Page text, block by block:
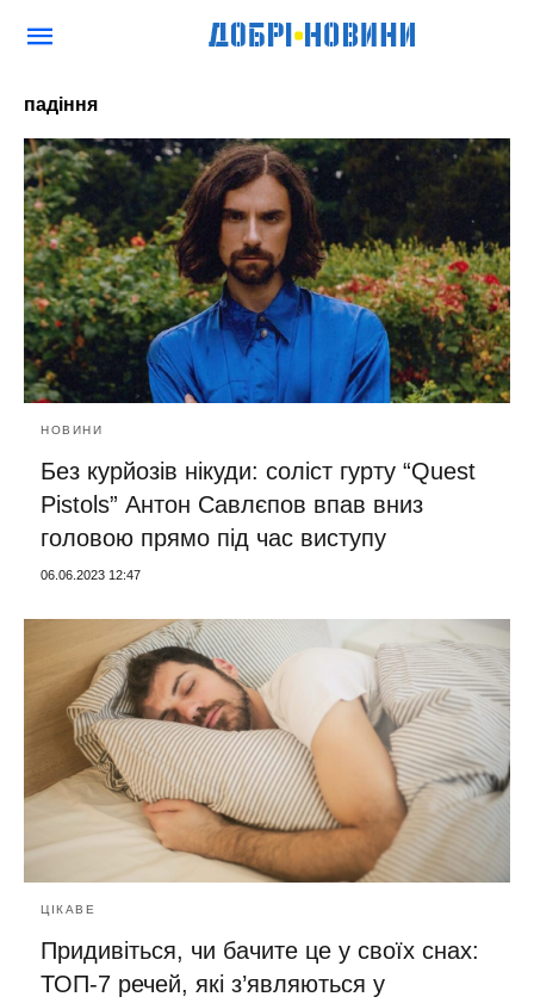
падіння
НОВИНИ
Без курйозів нікуди: соліст гурту “Quest
Pistols” Антон Савлєпов впав вниз
головою прямо під час виступу
06.06.2023 12:47
ЦІКАВЕ
Придивіться, чи бачите це у своїх снах:
ТОП-7 речей, які з’являються у